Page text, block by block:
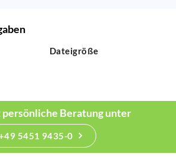
Dateigröße
Beratung unter
5451 9435-0